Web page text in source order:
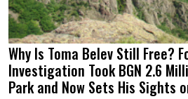
Why Is Toma Belev Still Free?
Investigation Took BGN 2.6
Park and Now Sets His Sights